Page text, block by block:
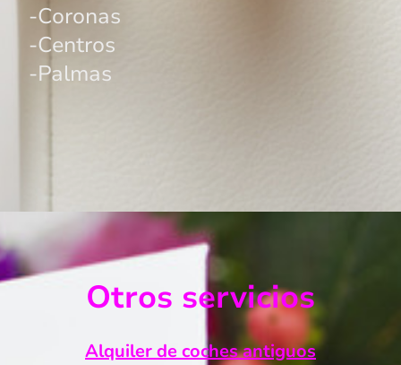
-Coronas
-Centros
-Palmas
Otros servicios
Alquiler de coches antiguos